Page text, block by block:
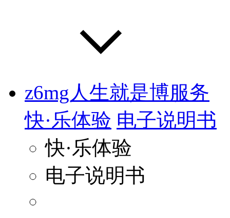
z6mg人生就是博服务
快·乐体验 电子说明书
快·乐体验
电子说明书